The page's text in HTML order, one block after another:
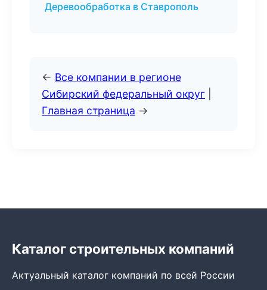
Деревообработка в Ставрополь
← Все компании в регионе
Сибирский федеральный округ
Главная страница →
Каталог строительных компаний
Актуальный каталог компаний по всей России